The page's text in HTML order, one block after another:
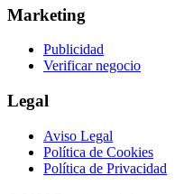
Marketing
Publicidad
Verificar negocio
Legal
Aviso Legal
Política de Cookies
Política de Privacidad